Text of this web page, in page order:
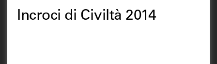
Incroci di Civiltà 2014